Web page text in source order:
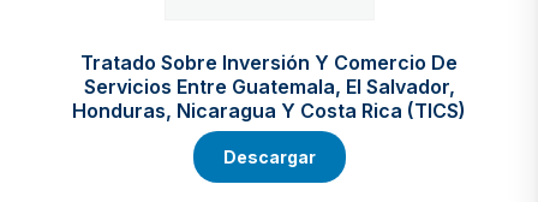
Tratado Sobre Inversión Y Comercio De
Servicios Entre Guatemala, El Salvador,
Honduras, Nicaragua Y Costa Rica (TICS)
Descargar